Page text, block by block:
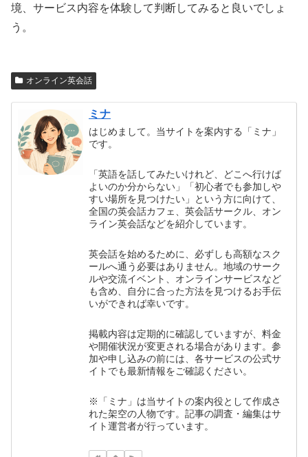
境、サービス内容を体験して判断してみると良いでしょ
う。
オンライン英会話
ミナ
はじめまして。当サイトを案内する「ミナ」
です。
「英語を話してみたいけれど、どこへ行けば
よいのか分からない」「初心者でも参加しや
すい場所を見つけたい」という方に向けて、
全国の英会話カフェ、英会話サークル、オン
ライン英会話などを紹介しています。
英会話を始めるために、必ずしも高額なスク
ールへ通う必要はありません。地域のサーク
ルや交流イベント、オンラインサービスなど
も含め、自分に合った方法を見つけるお手伝
いができれば幸いです。
掲載内容は定期的に確認していますが、料金
や開催状況が変更される場合があります。参
加や申し込みの前には、各サービスの公式サ
イトでも最新情報をご確認ください。
※「ミナ」は当サイトの案内役として作成さ
れた架空の人物です。記事の調査・編集はサ
イト運営者が行っています。